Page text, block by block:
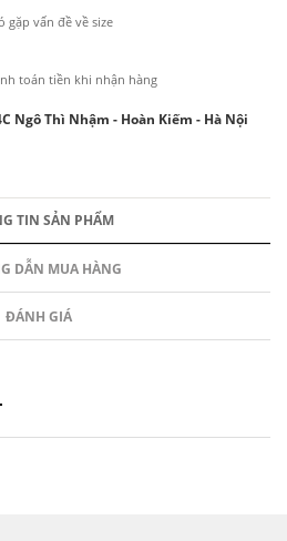
gặp vấn đề về size
toán tiền khi nhận hàng
Ngô Thì Nhậm - Hoàn Kiếm - Hà Nội
TIN SẢN PHẨM
DẪN MUA HÀNG
ĐÁNH GIÁ